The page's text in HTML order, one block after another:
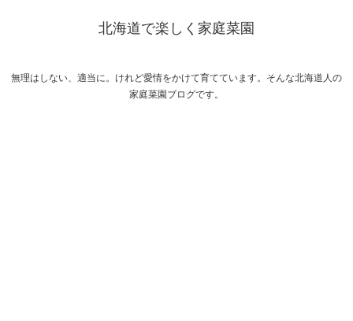
北海道で楽しく家庭菜園
無理はしない、適当に。けれど愛情をかけて育てています。そんな北海道人の
家庭菜園ブログです。